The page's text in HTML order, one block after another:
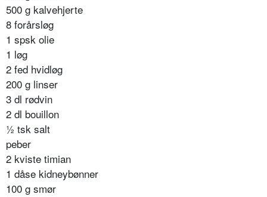
500 g kalvehjerte
8 forårsløg
1 spsk olie
1 løg
2 fed hvidløg
200 g linser
3 dl rødvin
2 dl bouillon
½ tsk salt
peber
2 kviste timian
1 dåse kidneybønner
100 g smør